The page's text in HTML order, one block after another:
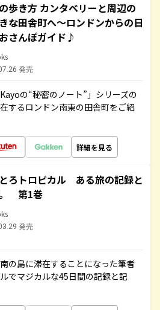
歩き方 カンタベリーと周辺の
な田舎町へ～ロンドンからの日
さんぽガイド♪
発売
の“秘密のノート”」シリーズの
するロンドン南東の田舎町をご紹
詳細を見る
ろトロピカル ある旅の記録と
第1巻
発売
の島に滞在することになった筆者
でマジカルな45日間の記録と記